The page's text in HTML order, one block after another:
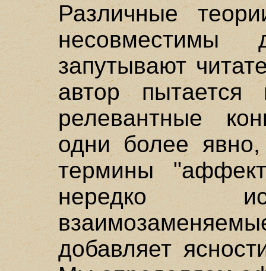
Различные
запутывают
автор пытается
релевантные
одни более
термины
нередко
добавляет